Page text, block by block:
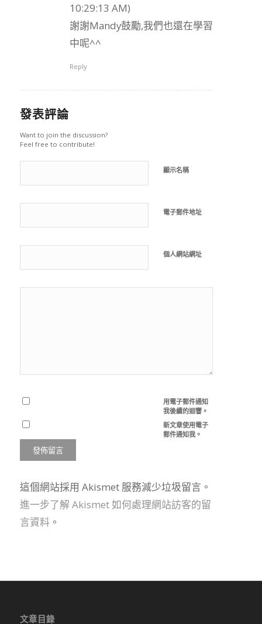
10:29:13 AM)
謝謝Mandy鼓勵,我們也還在學習
中呢^^
Reply
發表評論
Want to join the discussion?
Feel free to contribute!
顯示名稱
電子郵件地址
個人網站網址
用電子郵件通知
我後續的迴響。
新文章使用電子
郵件通知我。
這個網站採用 Akismet 服務減少垃圾留言。
進一步了解 Akismet 如何處理網站訪客的留
言資料。
文章目錄